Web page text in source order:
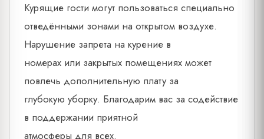
Курящие гости могут пользоваться специально
отведёнными зонами на открытом воздухе.
Нарушение запрета на курение в
номерах или закрытых помещениях может
повлечь дополнительную плату за
глубокую уборку. Благодарим вас за содействие
в поддержании приятной
атмосферы для всех.